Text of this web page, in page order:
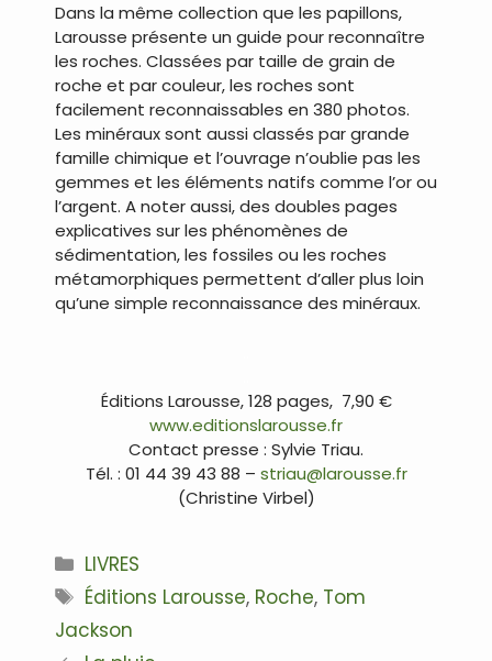
Dans la même collection que les papillons,
Larousse présente un guide pour reconnaître
les roches. Classées par taille de grain de
roche et par couleur, les roches sont
facilement reconnaissables en 380 photos.
Les minéraux sont aussi classés par grande
famille chimique et l’ouvrage n’oublie pas les
gemmes et les éléments natifs comme l’or ou
l’argent. A noter aussi, des doubles pages
explicatives sur les phénomènes de
sédimentation, les fossiles ou les roches
métamorphiques permettent d’aller plus loin
qu’une simple reconnaissance des minéraux.
Éditions Larousse, 128 pages, 7,90 €
www.editionslarousse.fr
Contact presse : Sylvie Triau.
Tél. : 01 44 39 43 88 – striau@larousse.fr
(Christine Virbel)
Catégories
LIVRES
Étiquettes
Éditions Larousse, Roche, Tom
Jackson